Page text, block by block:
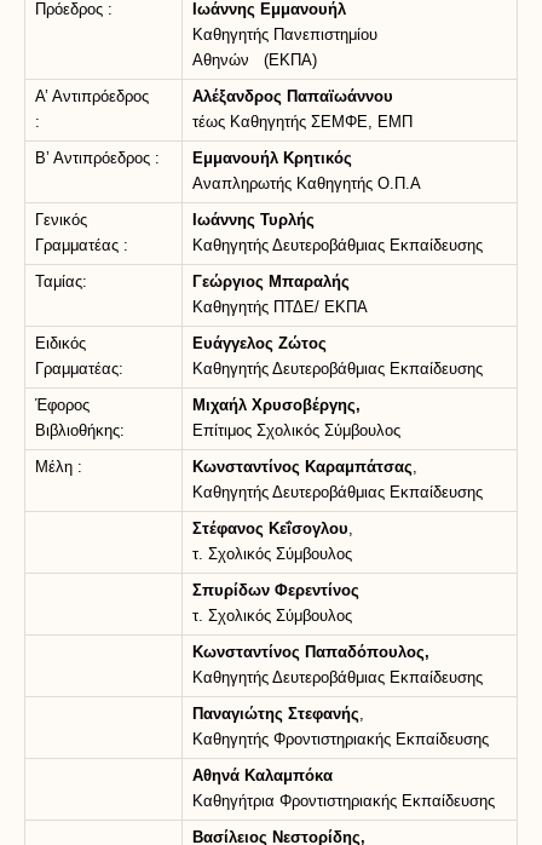
Πρόεδρος :
Ιωάννης Εμμανουήλ
Καθηγητής Πανεπιστημίου
Αθηνών (ΕΚΠΑ)
Α’ Αντιπρόεδρος
:
Αλέξανδρος Παπαϊωάννου
τέως Καθηγητής ΣΕΜΦΕ, ΕΜΠ
Β’ Αντιπρόεδρος :
Εμμανουήλ Κρητικός
Αναπληρωτής Καθηγητής Ο.Π.Α
Γενικός
Γραμματέας :
Ιωάννης Τυρλής
Καθηγητής Δευτεροβάθμιας Εκπαίδευσης
Ταμίας:
Γεώργιος Μπαραλής
Καθηγητής ΠΤΔΕ/ ΕΚΠΑ
Ειδικός
Γραμματέας:
Ευάγγελος Ζώτος
Καθηγητής Δευτεροβάθμιας Εκπαίδευσης
Έφορος
Βιβλιοθήκης:
Μιχαήλ Χρυσοβέργης,
Επίτιμος Σχολικός Σύμβουλος
Μέλη : Κωνσταντίνος Καραμπάτσας,
Καθηγητής Δευτεροβάθμιας Εκπαίδευσης
Στέφανος Κεΐσογλου,
τ. Σχολικός Σύμβουλος
Σπυρίδων Φερεντίνος
τ. Σχολικός Σύμβουλος
Κωνσταντίνος Παπαδόπουλος,
Καθηγητής Δευτεροβάθμιας Εκπαίδευσης
Παναγιώτης Στεφανής,
Καθηγητής Φροντιστηριακής Εκπαίδευσης
Αθηνά Καλαμπόκα
Καθηγήτρια Φροντιστηριακής Εκπαίδευσης
Βασίλειος Νεστορίδης,